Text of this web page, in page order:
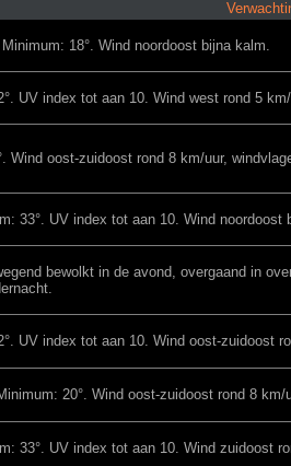
18°. Wind noordoost bijna kalm.
UV index tot aan 10. Wind west rond 5
Wind oost-zuidoost rond 8 km/uur,
33°. UV index tot aan 10. Wind
bewolkt in de avond, overgaand in
UV index tot aan 10. Wind oost-zuidoost
20°. Wind oost-zuidoost rond 8
33°. UV index tot aan 10. Wind zuidoost